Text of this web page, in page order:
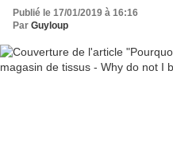
Publié le 17/01/2019 à 16:16
Par Guyloup